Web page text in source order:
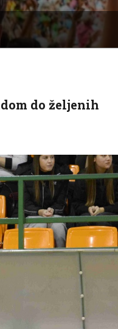
do željenih